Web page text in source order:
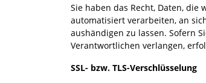
Sie haben das Recht, Daten,
automatisiert verarbeiten, an
aushändigen zu lassen. Sofern
Verantwortlichen verlangen,
SSL- bzw. TLS-Verschlüsselung